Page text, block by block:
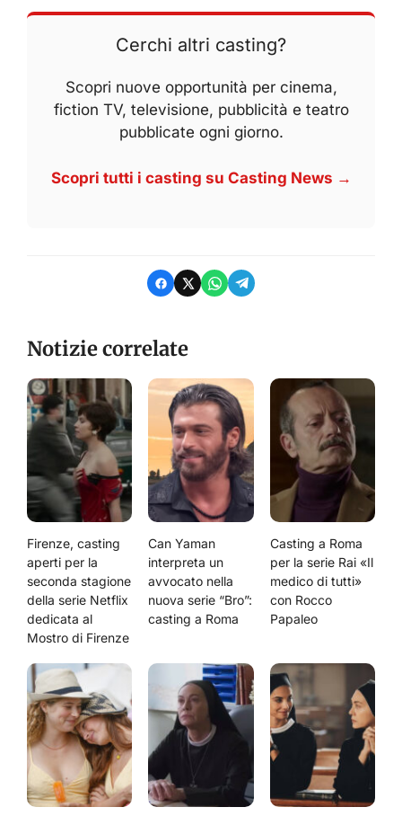
Cerchi altri casting?
Scopri nuove opportunità per cinema,
fiction TV, televisione, pubblicità e teatro
pubblicate ogni giorno.
Scopri tutti i casting su Casting News →
Notizie correlate
Firenze, casting
aperti per la
seconda stagione
della serie Netflix
dedicata al
Mostro di Firenze
Can Yaman
interpreta un
avvocato nella
nuova serie “Bro”:
casting a Roma
Casting a Roma
per la serie Rai «Il
medico di tutti»
con Rocco
Papaleo